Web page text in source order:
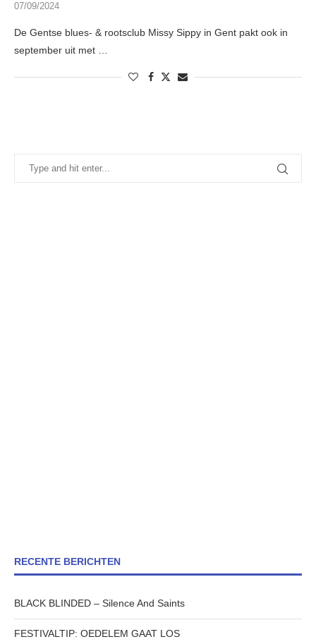
07/09/2024
De Gentse blues- & rootsclub Missy Sippy in Gent pakt ook in
september uit met …
RECENTE BERICHTEN
BLACK BLINDED – Silence And Saints
FESTIVALTIP: OEDELEM GAAT LOS